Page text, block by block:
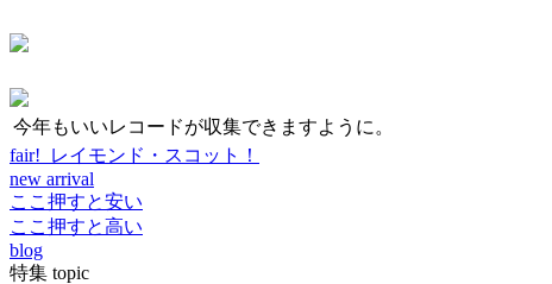
今年もいいレコードが収集できますように。
fair! レイモンド・スコット！
new arrival
ここ押すと安い
ここ押すと高い
blog
特集 topic